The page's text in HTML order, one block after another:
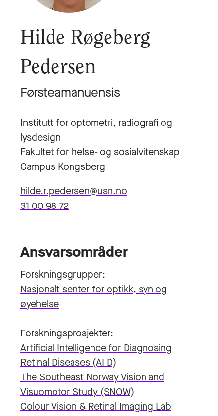
Hilde Røgeberg
Pedersen
Førsteamanuensis
Institutt for optometri, radiografi og
lysdesign
Fakultet for helse- og sosialvitenskap
Campus Kongsberg
hilde.r.pedersen@usn.no
31 00 98 72
Ansvarsområder
Forskningsgrupper:
Nasjonalt senter for optikk, syn og
øyehelse
Forskningsprosjekter:
Artificial Intelligence for Diagnosing
Retinal Diseases (AI D)
The Southeast Norway Vision and
Visuomotor Study (SNOW)
Colour Vision & Retinal Imaging Lab